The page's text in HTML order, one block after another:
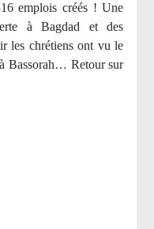
emplois créés ! Une
à Bagdad et des
les chrétiens ont vu le
Bassorah… Retour sur